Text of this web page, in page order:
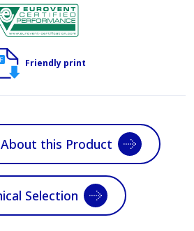
Friendly print
this Product
Selection